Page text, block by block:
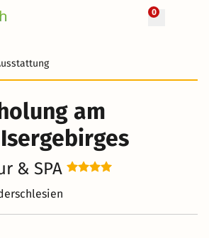
0
am
& SPA